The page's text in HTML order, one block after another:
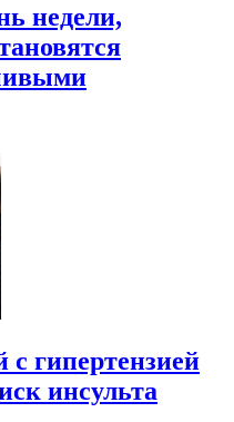
недели,
с гипертензией
инсульта